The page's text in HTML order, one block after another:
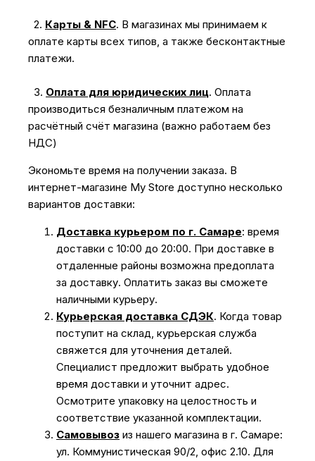
2. Карты & NFC. В магазинах мы принимаем к
оплате карты всех типов, а также бесконтактные
платежи.
3. Оплата для юридических лиц. Оплата
производиться безналичным платежом на
расчётный счёт магазина (важно работаем без
НДС)
Экономьте время на получении заказа. В
интернет-магазине My Store доступно несколько
вариантов доставки:
Доставка курьером по г. Самаре: время
доставки с 10:00 до 20:00. При доставке в
отдаленные районы возможна предоплата
за доставку. Оплатить заказ вы сможете
наличными курьеру.
Курьерская доставка СДЭК. Когда товар
поступит на склад, курьерская служба
свяжется для уточнения деталей.
Специалист предложит выбрать удобное
время доставки и уточнит адрес.
Осмотрите упаковку на целостность и
соответствие указанной комплектации.
Самовывоз из нашего магазина в г. Самаре:
ул. Коммунистическая 90/2, офис 2.10. Для